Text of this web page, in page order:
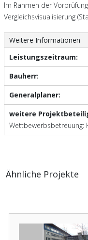
Im Rahmen der
Vergleichsvisualisierung
Weitere Informationen
Leistungszeitraum:
Bauherr:
Generalplaner:
weitere
Wettbewerbsbetreuung:
Ähnliche Projekte